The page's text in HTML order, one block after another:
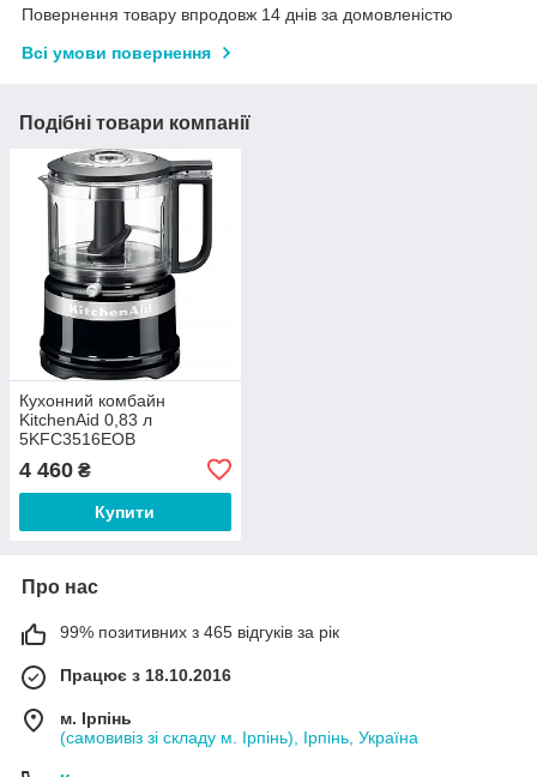
Повернення товару впродовж 14 днів за домовленістю
Всі умови повернення
Подібні товари компанії
Кухонний комбайн
KitchenAid 0,83 л
5KFC3516EOB
4 460 ₴
Купити
Про нас
99% позитивних з 465 відгуків за рік
Працює з 18.10.2016
м. Ірпінь
(самовивіз зі складу м. Ірпінь), Ірпінь, Україна